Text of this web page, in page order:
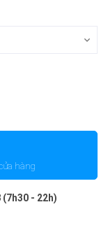
hàng
(7h30 - 22h)